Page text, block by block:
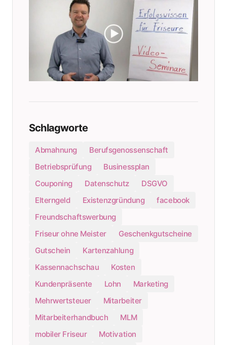
Schlagworte
Abmahnung
Berufsgenossenschaft
Betriebsprüfung
Businessplan
Couponing
Datenschutz
DSGVO
Elterngeld
Existenzgründung
facebook
Freundschaftswerbung
Friseur ohne Meister
Geschenkgutscheine
Gutschein
Kartenzahlung
Kassennachschau
Kosten
Kundenpräsente
Lohn
Marketing
Mehrwertsteuer
Mitarbeiter
Mitarbeiterhandbuch
MLM
mobiler Friseur
Motivation